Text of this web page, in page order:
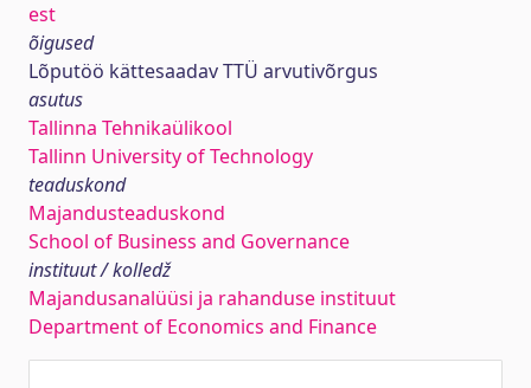
est
õigused
Lõputöö kättesaadav TTÜ arvutivõrgus
asutus
Tallinna Tehnikaülikool
Tallinn University of Technology
teaduskond
Majandusteaduskond
School of Business and Governance
instituut / kolledž
Majandusanalüüsi ja rahanduse instituut
Department of Economics and Finance